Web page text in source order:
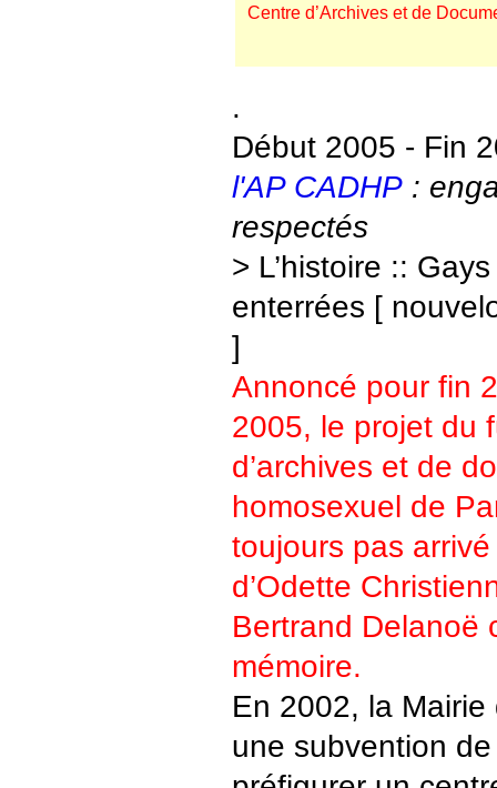
Centre d’Archives et de
.
Début 2005 - Fin
l'AP CADHP:
respectés
> L’histoire ::
enterrées [
]
Annoncé pour fin
2005, le projet du
d’archives et de
homosexuel de
toujours pas
d’Odette
Bertrand Delanoë
mémoire.
En 2002, la
une subvention